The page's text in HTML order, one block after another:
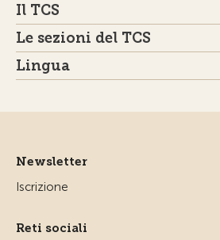
Il TCS
Le sezioni del TCS
Lingua
Newsletter
Iscrizione
Reti sociali